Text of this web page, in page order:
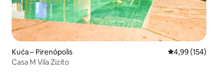
Kuća – Pirenópolis Prosječna
4,99 (154)
Casa M Vila Zizito